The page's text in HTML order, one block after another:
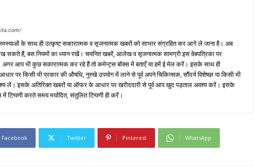
के साथ ही उत्कृष्ट सकारात्मक व सृजनात्मक खबरों को साभार संग्रहित कर आगे ले जाना है। अब
सकते हैं, बस नियमों का ध्यान रखें। चयनित खबरें, आलेख व सृजनात्मक सामग्री इस वेबपत्रिका पर
अगर आप भी कुछ सकारात्मक कर रहे हैं तो कमेन्ट्स बॉक्स में बताएँ या हमें ई मेल करें। इसके साथ ही
पर किसी भी प्रकार की औषधि, नुस्खे उपयोग में लाने से पूर्व अपने चिकित्सक, सौंदर्य विशेषज्ञ या किसी भी
लें। इसके अतिरिक्त खबरों या ऑफर के आधार पर खरीददारी से पूर्व आप खुद पड़ताल अवश्य करें। इसके
टिप्पणी करते समय मर्यादित, संतुलित टिप्पणी ही करें।
Facebook Twitter Pinterest WhatsApp